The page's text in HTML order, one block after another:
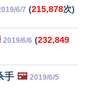
6/7 (215,878次)
2019/6/6 (232,849
手 🖼️ 2019/6/5